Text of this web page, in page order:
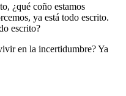
¿qué coño estamos
ya está todo escrito.
escrito?
en la incertidumbre? Ya